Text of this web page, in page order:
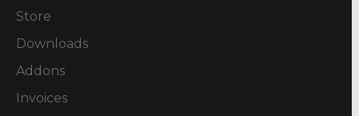
Store
Downloads
Addons
Invoices